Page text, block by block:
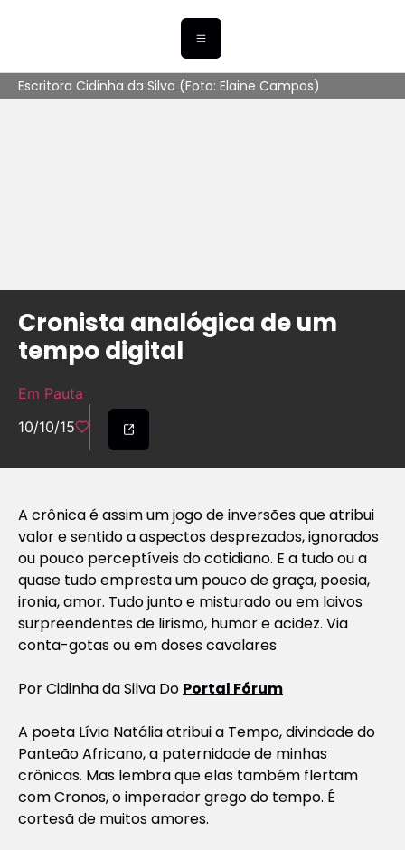
Escritora Cidinha da Silva (Foto: Elaine Campos)
Cronista analógica de um
tempo digital
Em Pauta
10/10/15
A crônica é assim um jogo de inversões que atribui
valor e sentido a aspectos desprezados, ignorados
ou pouco perceptíveis do cotidiano. E a tudo ou a
quase tudo empresta um pouco de graça, poesia,
ironia, amor. Tudo junto e misturado ou em laivos
surpreendentes de lirismo, humor e acidez. Via
conta-gotas ou em doses cavalares
PorCidinha da Silva Do Portal Fórum
A poeta Lívia Natália atribui a Tempo, divindade do
Panteão Africano, a paternidade de minhas
crônicas. Mas lembra que elas também flertam
com Cronos, o imperador grego do tempo. É
cortesã de muitos amores.